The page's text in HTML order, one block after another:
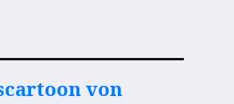
von